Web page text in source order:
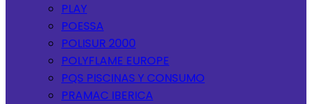
PLAY
POESSA
POLISUR 2000
POLYFLAME EUROPE
PQS PISCINAS Y CONSUMO
PRAMAC IBERICA